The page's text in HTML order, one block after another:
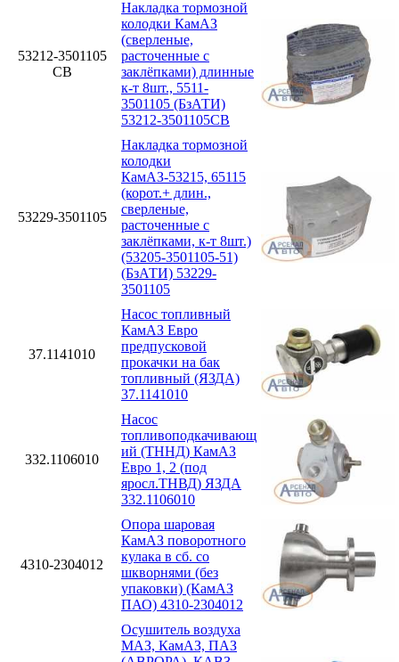
53212-3501105
СВ
Накладка тормозной
колодки КамАЗ
(сверленые,
расточенные с
заклёпками) длинные
к-т 8шт., 5511-
3501105 (БзАТИ)
53212-3501105СВ
53229-3501105
Накладка тормозной
колодки
КамАЗ-53215, 65115
(корот.+ длин.,
сверленые,
расточенные с
заклёпками, к-т 8шт.)
(53205-3501105-51)
(БзАТИ) 53229-
3501105
37.1141010
Насос топливный
КамАЗ Евро
предпусковой
прокачки на бак
топливный (ЯЗДА)
37.1141010
332.1106010
Насос
топливоподкачивающ
ий (ТННД) КамАЗ
Евро 1, 2 (под
яросл.ТНВД) ЯЗДА
332.1106010
4310-2304012
Опора шаровая
КамАЗ поворотного
кулака в сб. со
шкворнями (без
упаковки) (КамАЗ
ПАО) 4310-2304012
Осушитель воздуха
МАЗ, КамАЗ, ПАЗ